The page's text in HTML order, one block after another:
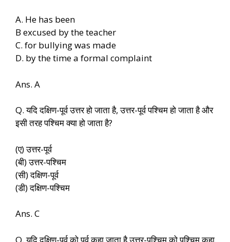
A. He has been
B excused by the teacher
C. for bullying was made
D. by the time a formal complaint
Ans. A
Q. यदि दक्षिण-पूर्व उत्तर हो जाता है, उत्तर-पूर्व पश्चिम हो जाता है और
इसी तरह पश्चिम क्या हो जाता है?
(ए) उत्तर-पूर्व
(बी) उत्तर-पश्चिम
(सी) दक्षिण-पूर्व
(डी) दक्षिण-पश्चिम
Ans. C